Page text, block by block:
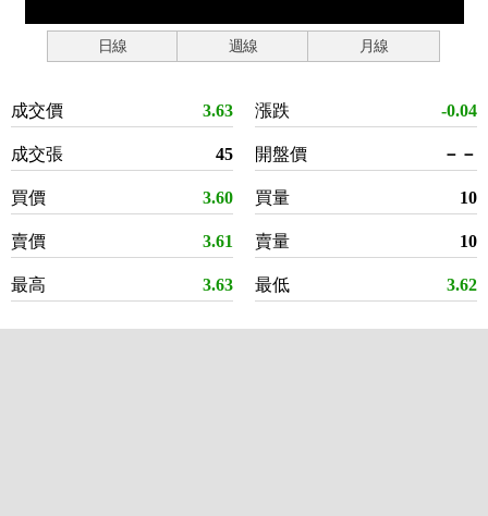
日線 週線 月線
成交價 3.63
成交張 45
買價 3.60
賣價 3.61
最高 3.63
漲跌 -0.04
開盤價 －－
買量 10
賣量 10
最低 3.62